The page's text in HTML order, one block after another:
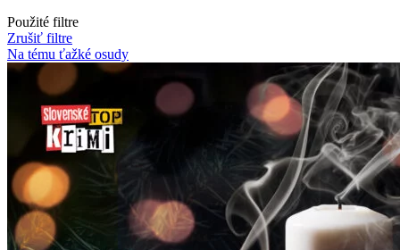
Použité filtre
Zrušiť filtre
Na tému ťažké osudy